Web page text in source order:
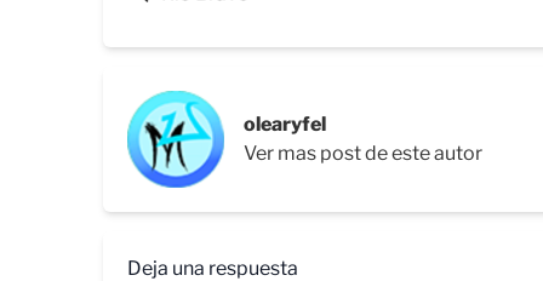
olearyfel
Ver mas post de este autor
Deja una respuesta